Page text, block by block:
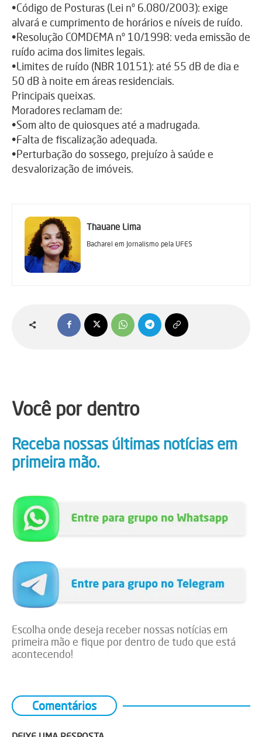
•Código de Posturas (Lei nº 6.080/2003): exige
alvará e cumprimento de horários e níveis de ruído.
•Resolução COMDEMA nº 10/1998: veda emissão de
ruído acima dos limites legais.
•Limites de ruído (NBR 10151): até 55 dB de dia e
50 dB à noite em áreas residenciais.
Principais queixas.
Moradores reclamam de:
•Som alto de quiosques até a madrugada.
•Falta de fiscalização adequada.
•Perturbação do sossego, prejuízo à saúde e
desvalorização de imóveis.
Thauane Lima
Bacharel em Jornalismo pela UFES
Você por dentro
Receba nossas últimas notícias em
primeira mão.
Escolha onde deseja receber nossas notícias em
primeira mão e fique por dentro de tudo que está
acontecendo!
Comentários